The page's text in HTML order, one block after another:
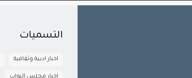
التسميات
اخبار ادبية وثقافية
اخبار مجلس النواب